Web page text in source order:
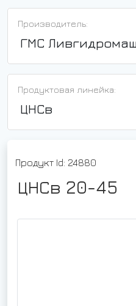
Производитель:
ГМС Ливгидромаш
Продуктовая линейка:
ЦНСв
Продукт Id: 24880
ЦНСв 20-45